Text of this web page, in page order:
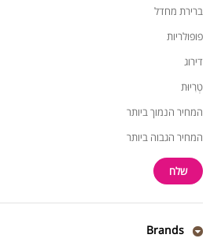
ברירת מחדל
פופולריות
דירוג
טְרִיוּת
המחיר הנמוך ביותר
המחיר הגבוה ביותר
Brands